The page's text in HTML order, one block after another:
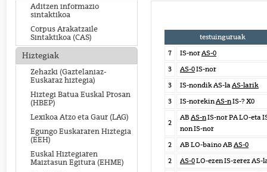
Aditzen informazio
sintaktikoa
Corpus Arakatzaile
Sintaktikoa (CAS)
Hiztegiak
Zehazki (Gaztelaniaz-
Euskaraz hiztegia)
Hiztegi Batua Euskal Prosan
(HBEP)
Lexikoa Atzo eta Gaur (LAG)
Egungo Euskararen Hiztegia
(EEH)
Euskal Hiztegiaren
Maiztasun Egitura (EHME)
testuinguruak
7
IS-norAS-0
3
AS-0IS-nor
3
IS-nondik AS-laAS-larik
3
IS-norekinAS-nIS-? X0
2
AB AS-nIS-nor PA LO-eta
non IS-nor
2
AB LO-baino AB AS-0
2
AS-0LO-ezen IS-zerez AS-